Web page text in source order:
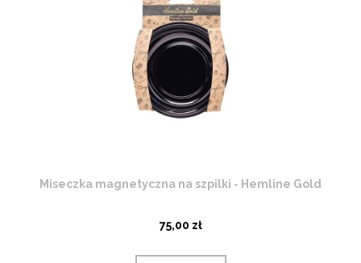
Miseczka magnetyczna na szpilki - Hemline Gold
75,00 zł